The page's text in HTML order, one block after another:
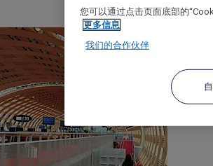
您可以通过点击页面底部的
更多信息
我们的合作伙伴